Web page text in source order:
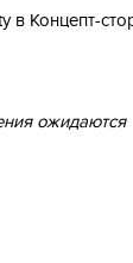
в Концепт-
ожидаются